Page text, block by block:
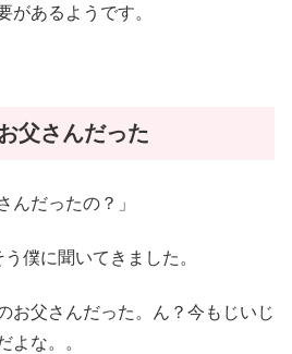
があるようです。
父さんだった
んだったの？」
僕に聞いてきました。
お父さんだった。ん？今もじいじ
よな。。